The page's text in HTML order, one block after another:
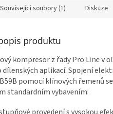
Související soubory (1) Diskuze
produktu
kompresor z řady Pro Line v
dílenských aplikací. Spojení
pomocí klínových řemenů
standardním vybavením: